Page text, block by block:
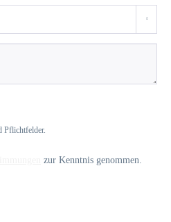
Pflichtfelder.
zur Kenntnis genommen.